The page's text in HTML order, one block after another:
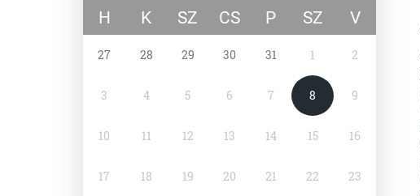
H K SZ CS P SZ V
27 28 29 30 31 1 2
3 4 5 6 7 8 9
10 11 12 13 14 15 16
17 18 19 20 21 22 23